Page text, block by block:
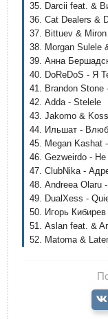
35. Darcii feat. &
36. Cat Dealers &
37. Bittuev &
38. Morgan Sulele
39. Анна
40. DoReDoS - Я
41. Brandon Stone
42. Adda - Stelele
43. Jakomo &
44. Ильшат -
45. Megan Kashat
46. Gezweirdo -
47. ClubNika -
48. Andreea Olaru
49. DualXess -
50. Игорь
51. Aslan feat. &
52. Matoma &